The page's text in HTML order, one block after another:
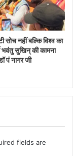
सोच नहीं बल्कि विश्व का
भवंतु सुखिन् की कामना
पं नागर जी
fields are